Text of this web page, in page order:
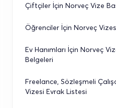
Çiftçiler İçin Norveç Vize
Öğrenciler İçin Norveç
Ev Hanımları İçin Norveç
Belgeleri
Freelance, Sözleşmeli
Vizesi Evrak Listesi